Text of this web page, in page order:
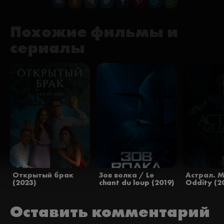
Открытый брак
(2023)
Зов волка / Le
chant du loup (2019)
Астрал.
Oddity
Оставить комментарий